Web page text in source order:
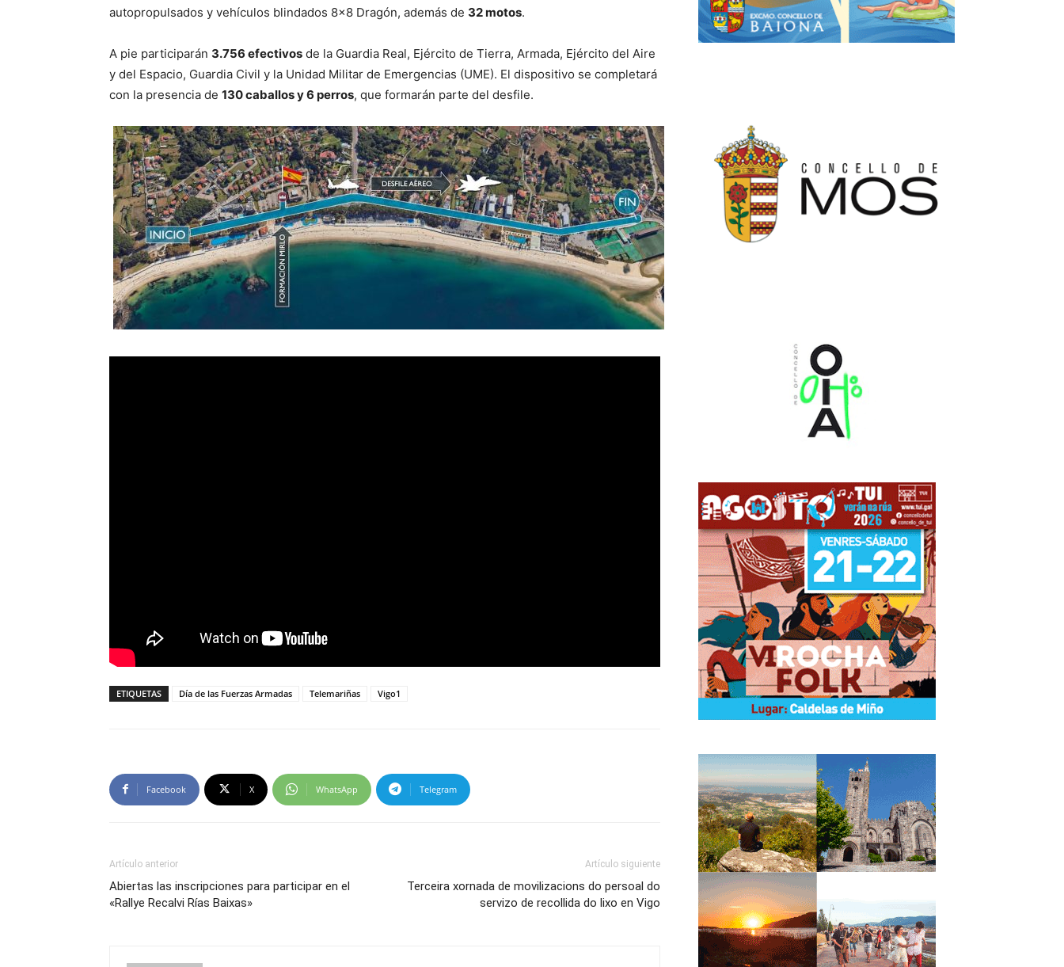
autopropulsados y vehículos blindados 8×8 Dragón, además de 32 motos.
A pie participarán 3.756 efectivos de la Guardia Real, Ejército de Tierra, Armada, Ejército del Aire
y del Espacio, Guardia Civil y la Unidad Militar de Emergencias (UME). El dispositivo se completará
con la presencia de 130 caballos y 6 perros, que formarán parte del desfile.
ETIQUETAS Día de las Fuerzas Armadas Telemariñas Vigo1
Facebook X WhatsApp Telegram
Artículo anterior
Abiertas las inscripciones para participar en el
«Rallye Recalvi Rías Baixas»
Artículo siguiente
Terceira xornada de movilizacions do persoal do
servizo de recollida do lixo en Vigo